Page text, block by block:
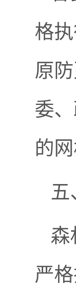
格
原
委
的
森
严